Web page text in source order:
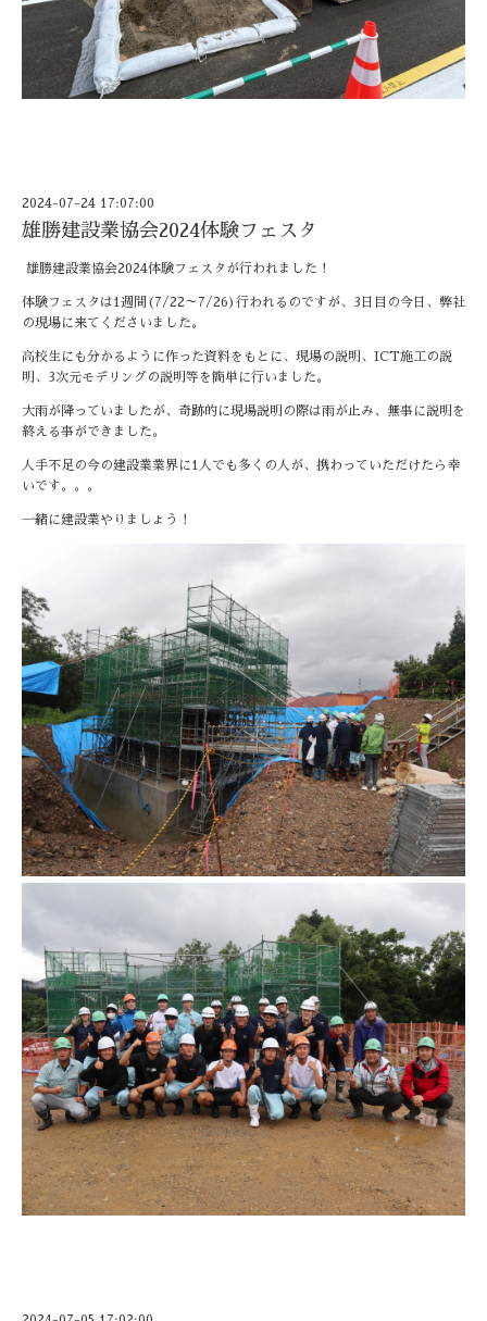
2024-07-24 17:07:00
雄勝建設業協会2024体験フェスタ
雄勝建設業協会2024体験フェスタが行われました！
体験フェスタは1週間(7/22～7/26)行われるのですが、3日目の今日、弊社
の現場に来てくださいました。
高校生にも分かるように作った資料をもとに、現場の説明、ICT施工の説
明、3次元モデリングの説明等を簡単に行いました。
大雨が降っていましたが、奇跡的に現場説明の際は雨が止み、無事に説明を
終える事ができました。
人手不足の今の建設業業界に1人でも多くの人が、携わっていただけたら幸
いです。。。
一緒に建設業やりましょう！